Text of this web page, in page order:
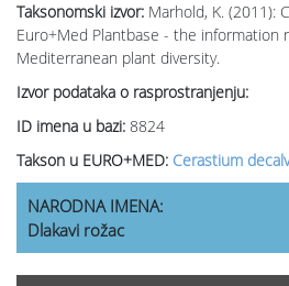
Taksonomski izvor: Marhold, K. (2011):
Euro+Med Plantbase - the information
Mediterranean plant diversity.
Izvor podataka o rasprostranjenju:
ID imena u bazi: 8824
Takson u EURO+MED: Cerastium
NARODNA IMENA:
Dlakavi rožac